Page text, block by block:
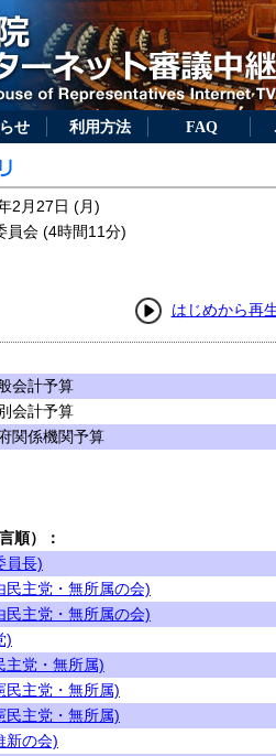
せ 利用方法 FAQ
2月27日 (月)
員会 (4時間11分)
はじめから再
会計予算
会計予算
関係機関予算
順）：
員長)
民主党・無所属の会)
民主党・無所属の会)
)
主党・無所属)
民主党・無所属)
民主党・無所属)
新の会)